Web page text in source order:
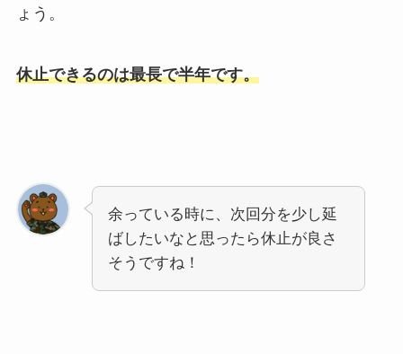
ょう。
休止できるのは最長で半年です。
余っている時に、次回分を少し延
ばしたいなと思ったら休止が良さ
そうですね！